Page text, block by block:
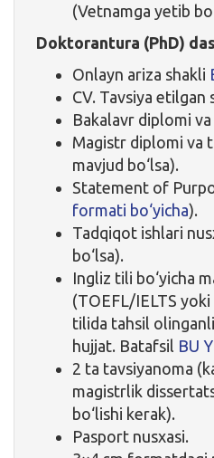
(Vetnamga yetib
Doktorantura (PhD)
Onlayn ariza shakli
CV. Tavsiya etilgan
Bakalavr diplomi
Magistr diplomi va
mavjud bo‘lsa).
Statement of
formati bo‘yicha).
Tadqiqot ishlari
bo‘lsa).
Ingliz tili bo‘yicha
(TOEFL/IELTS
tilida tahsil
hujjat. Batafsil BU
2 ta tavsiyanoma
magistrlik
bo‘lishi kerak).
Pasport nusxasi.